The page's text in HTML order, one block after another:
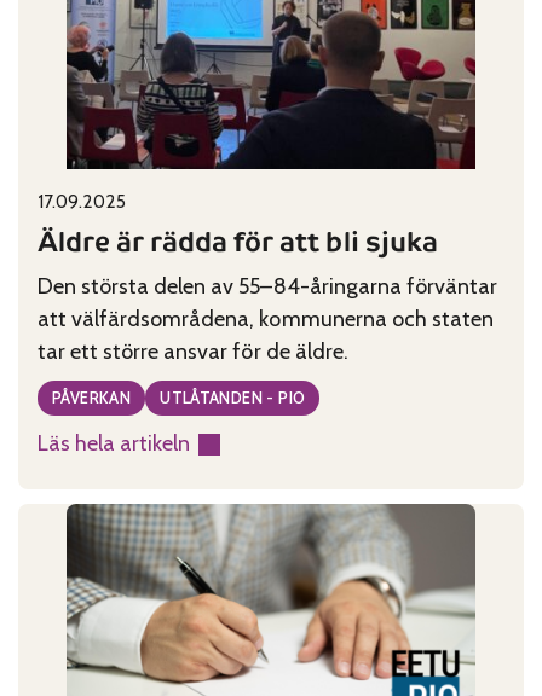
Published on:
17.09.2025
Äldre är rädda för att bli sjuka
Den största delen av 55–84-åringarna förväntar
att välfärdsområdena, kommunerna och staten
tar ett större ansvar för de äldre.
Categories:
PÅVERKAN UTLÅTANDEN - PIO
Läs hela artikeln
: